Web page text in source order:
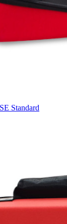
Standard